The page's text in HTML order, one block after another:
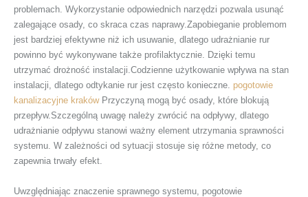
problemach. Wykorzystanie odpowiednich narzędzi pozwala usunąć
zalegające osady, co skraca czas naprawy.Zapobieganie problemom
jest bardziej efektywne niż ich usuwanie, dlatego udrażnianie rur
powinno być wykonywane także profilaktycznie. Dzięki temu
utrzymać drożność instalacji.Codzienne użytkowanie wpływa na stan
instalacji, dlatego odtykanie rur jest często konieczne. pogotowie
kanalizacyjne krakówPrzyczyną mogą być osady, które blokują
przepływ.Szczególną uwagę należy zwrócić na odpływy, dlatego
udrażnianie odpływu stanowi ważny element utrzymania sprawności
systemu. W zależności od sytuacji stosuje się różne metody, co
zapewnia trwały efekt.
Uwzględniając znaczenie sprawnego systemu, pogotowie